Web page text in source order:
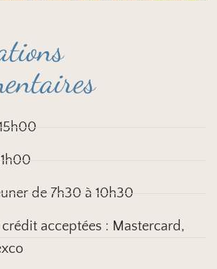
de 7h30 à 10h30
acceptées : Mastercard,